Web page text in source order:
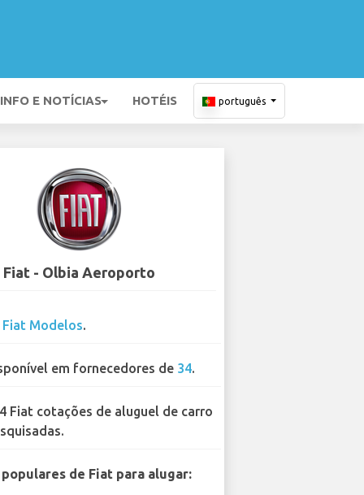
INFO E NOTÍCIAS HOTÉIS português
Fiat - Olbia Aeroporto
Fiat Modelos.
em fornecedores de 34.
Fiat cotações de aluguel de carro
de Fiat para alugar: